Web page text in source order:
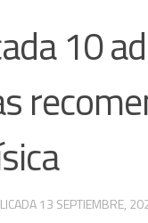
10
13 SEPTIEMBRE,